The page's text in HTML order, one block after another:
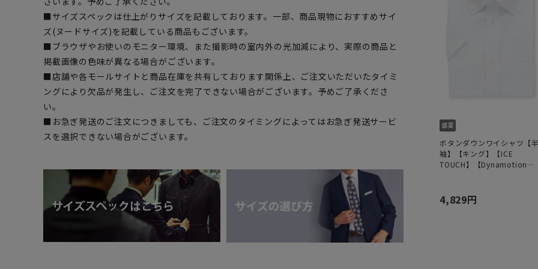
■サイズスペックは仕上がりサイズを記載しております。一部、商品現物におすすめサイ
ズ(ヌードサイズ)を記載している商品もございます。
■ブラウザやお使いのモニター環境、また撮影時の室内外の光加減により、実際の商品と
掲載画像の色味が異なる場合がございます。
■店舗や各モールサイトと商品在庫を共有しております関係上、ご注文いただいたタイミ
ングにより欠品が発生し、ご注文を完了できない場合がございます。予めご了承くださ
い。
■お急ぎ発送のご注文につきましても、ご注文のタイミングによってはお急ぎ発送サービ
スを選択できない場合がございます。
ボタンダウンワイシャツ【
袖】【キング】【ICE
TOUCH】【Dynamotion
4,829円